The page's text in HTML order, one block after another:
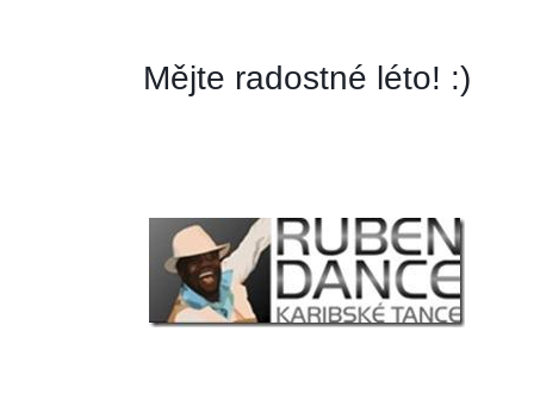
Mějte radostné léto! :)